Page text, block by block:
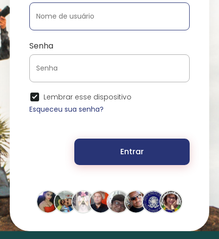
Senha
Lembrar esse dispositivo
Esqueceu sua senha?
Entrar